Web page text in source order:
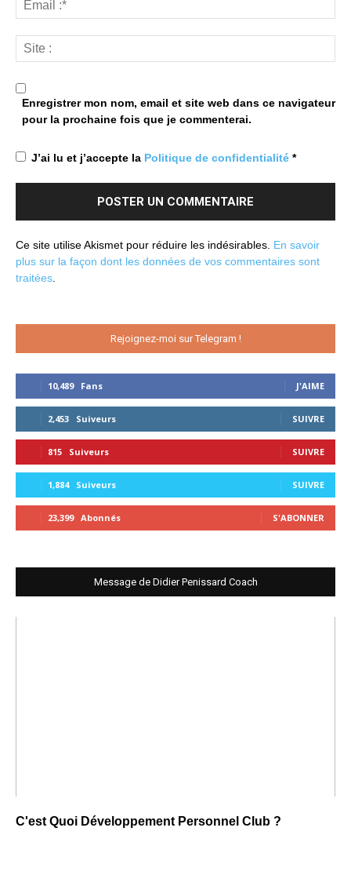
Enregistrer mon nom, email et site web dans ce navigateur
pour la prochaine fois que je commenterai.
J’ai lu et j’accepte la Politique de confidentialité *
Ce site utilise Akismet pour réduire les indésirables. En savoir
plus sur la façon dont les données de vos commentaires sont
traitées
Rejoignez-moi sur Telegram !
10,489 Fans J'AIME
2,453 Suiveurs SUIVRE
815 Suiveurs SUIVRE
1,884 Suiveurs SUIVRE
23,399 Abonnés S'ABONNER
Message de Didier Penissard Coach
C'est Quoi Développement Personnel Club ?